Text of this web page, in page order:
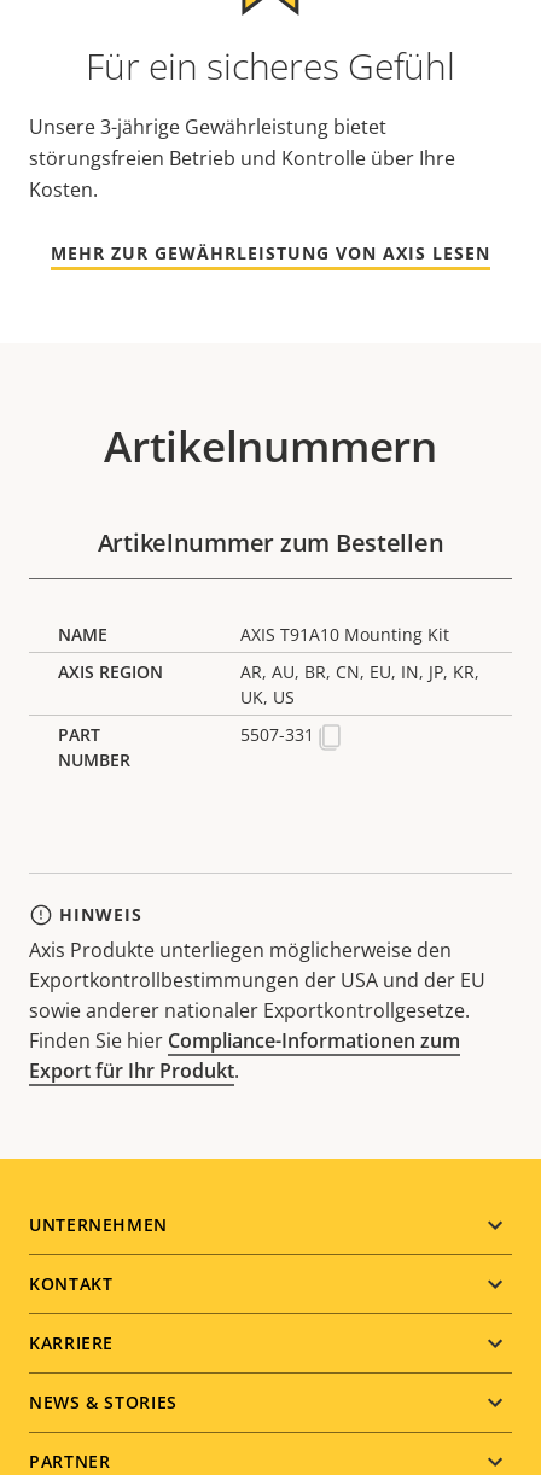
Für ein sicheres Gefühl
Unsere 3-jährige Gewährleistung bietet
störungsfreien Betrieb und Kontrolle über Ihre
Kosten.
MEHR ZUR GEWÄHRLEISTUNG VON AXIS LESEN
Artikelnummern
Artikelnummer zum Bestellen
AXIS T91A10 Mounting Kit
AR, AU, BR, CN, EU, IN, JP, KR,
UK, US
5507-331
HINWEIS
Axis Produkte unterliegen möglicherweise den
Exportkontrollbestimmungen der USA und der EU
sowie anderer nationaler Exportkontrollgesetze.
Finden Sie hier Compliance-Informationen zum
Export für Ihr Produkt.
Footer
menu
UNTERNEHMEN
KONTAKT
KARRIERE
NEWS & STORIES
PARTNER